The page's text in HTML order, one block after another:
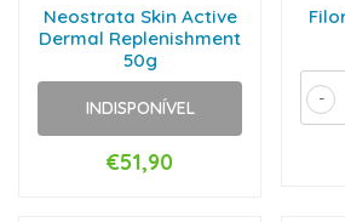
Neostrata Skin Active
Dermal Replenishment
50g
INDISPONÍVEL
€51,90
-